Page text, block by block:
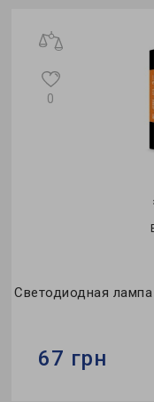
Светодиодная
0
67 грн